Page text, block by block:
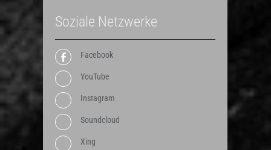
Soziale Netzwerke
Facebook
YouTube
Instagram
Soundcloud
Xing